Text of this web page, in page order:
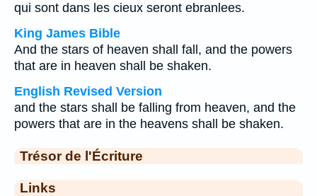
qui sont dans les cieux seront ebranlees.
King James Bible
And the stars of heaven shall fall, and the powers
that are in heaven shall be shaken.
English Revised Version
and the stars shall be falling from heaven, and the
powers that are in the heavens shall be shaken.
Trésor de l'Écriture
Links